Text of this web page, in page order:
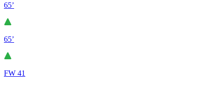
65’
65’
FW 41